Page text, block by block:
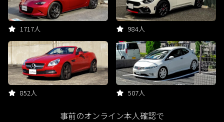
1717人 984人
852人 507人
事前のオンライン本人確認で